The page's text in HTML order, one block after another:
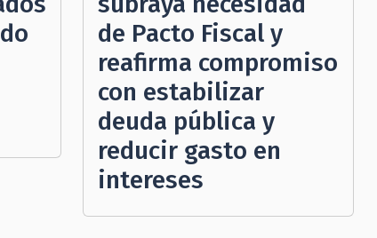
de Pacto Fiscal y
reafirma compromiso
con estabilizar
deuda pública y
reducir gasto en
intereses